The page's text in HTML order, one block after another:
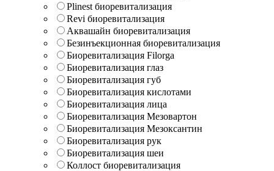
Plinest биоревитализация
Revi биоревитализация
Аквашайн биоревитализация
Безинъекционная биоревитализация
Биоревитализация Filorga
Биоревитализация глаз
Биоревитализация губ
Биоревитализация кислотами
Биоревитализация лица
Биоревитализация Мезовартон
Биоревитализация Мезоксантин
Биоревитализация рук
Биоревитализация шеи
Коллост биоревитализация